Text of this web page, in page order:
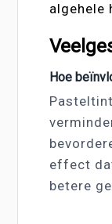
algehele
Hoe
effect
betere